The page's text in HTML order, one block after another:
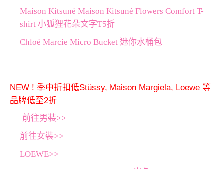
Maison Kitsuné Maison Kitsuné Flowers Comfort T-
shirt 小狐狸花朵文字T5折
Chloé Marcie Micro Bucket 迷你水桶包
NEW ! 季中折扣低Stüssy, Maison Margiela, Loewe 等
品牌低至2折
前往男裝>>
前往女裝>>
LOEWE>>